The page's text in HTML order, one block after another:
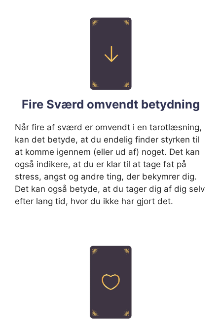
Fire Sværd omvendt betydning
Når fire af sværd er omvendt i en tarotlæsning,
kan det betyde, at du endelig finder styrken til
at komme igennem (eller ud af) noget. Det kan
også indikere, at du er klar til at tage fat på
stress, angst og andre ting, der bekymrer dig.
Det kan også betyde, at du tager dig af dig selv
efter lang tid, hvor du ikke har gjort det.